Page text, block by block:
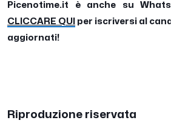
Picenotime.it è anche su
CLICCARE QUI per iscriversi al
aggiornati!
Riproduzione riservata